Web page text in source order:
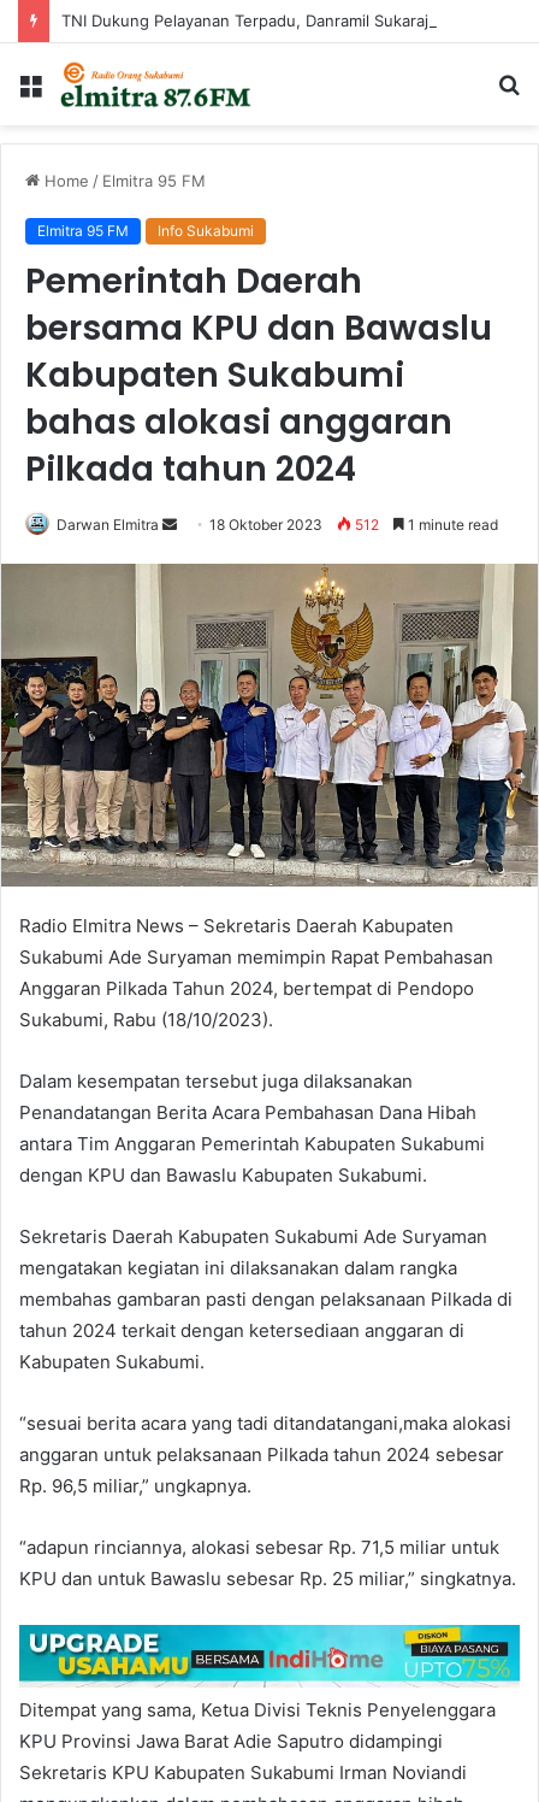
Menu
Home / Elmitra 95 FM
Elmitra 95 FM Info Sukabumi
Pemerintah Daerah
bersama KPU dan Bawaslu
Kabupaten Sukabumi
bahas alokasi anggaran
Pilkada tahun 2024
Darwan Elmitra
Send18 Oktober 2023 512 1 minute read
Radio Elmitra News – Sekretaris Daerah Kabupaten
Sukabumi Ade Suryaman memimpin Rapat Pembahasan
Anggaran Pilkada Tahun 2024, bertempat di Pendopo
Sukabumi, Rabu (18/10/2023).
Dalam kesempatan tersebut juga dilaksanakan
Penandatangan Berita Acara Pembahasan Dana Hibah
antara Tim Anggaran Pemerintah Kabupaten Sukabumi
dengan KPU dan Bawaslu Kabupaten Sukabumi.
Sekretaris Daerah Kabupaten Sukabumi Ade Suryaman
mengatakan kegiatan ini dilaksanakan dalam rangka
membahas gambaran pasti dengan pelaksanaan Pilkada di
tahun 2024 terkait dengan ketersediaan anggaran di
Kabupaten Sukabumi.
“sesuai berita acara yang tadi ditandatangani,maka alokasi
anggaran untuk pelaksanaan Pilkada tahun 2024 sebesar
Rp. 96,5 miliar,” ungkapnya.
“adapun rinciannya, alokasi sebesar Rp. 71,5 miliar untuk
KPU dan untuk Bawaslu sebesar Rp. 25 miliar,” singkatnya.
Ditempat yang sama, Ketua Divisi Teknis Penyelenggara
KPU Provinsi Jawa Barat Adie Saputro didampingi
Sekretaris KPU Kabupaten Sukabumi Irman Noviandi